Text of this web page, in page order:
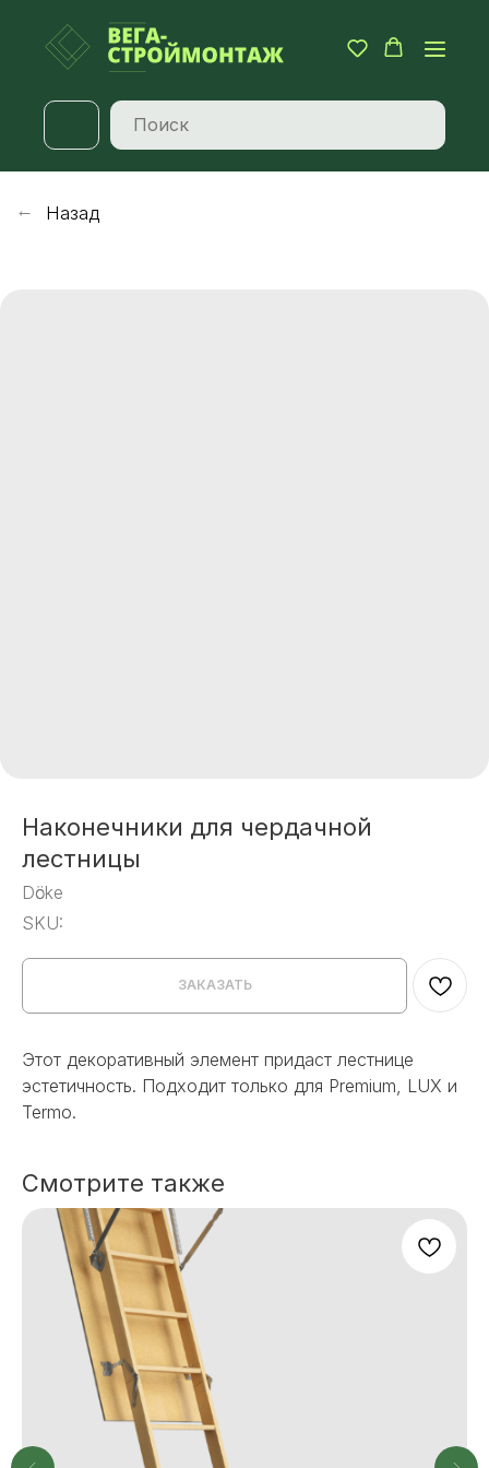
Назад
Наконечники для чердачной
лестницы
Dӧcke
SKU:
ЗАКАЗАТЬ
Этот декоративный элемент придаст лестнице
эстетичность. Подходит только для Premium, LUX и
Termo.
Смотрите также